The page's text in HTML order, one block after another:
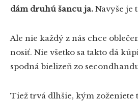
dám druhú šancu ja. Navyše je
Ale nie každý z nás chce
nosiť. Nie všetko sa takto dá
spodná bielizeň zo
Tiež trvá dlhšie, kým zoženiete